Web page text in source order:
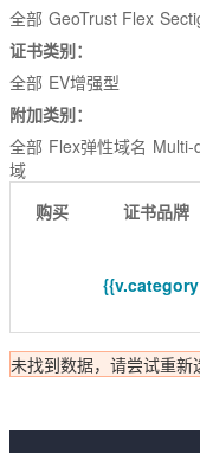
全部 GeoTrust Flex
证书类别：
全部 EV增强型
附加类别：
全部 Flex弹性域名 Multi-
域
购买
证书品牌
未找到数据，请尝试重新